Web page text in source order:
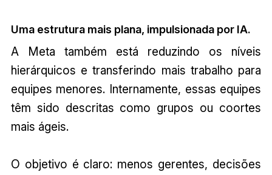
Uma estrutura mais plana, impulsionada por IA.
A Meta também está reduzindo os níveis
hierárquicos e transferindo mais trabalho para
equipes menores. Internamente, essas equipes
têm sido descritas como grupos ou coortes
mais ágeis.
O objetivo é claro: menos gerentes, decisões